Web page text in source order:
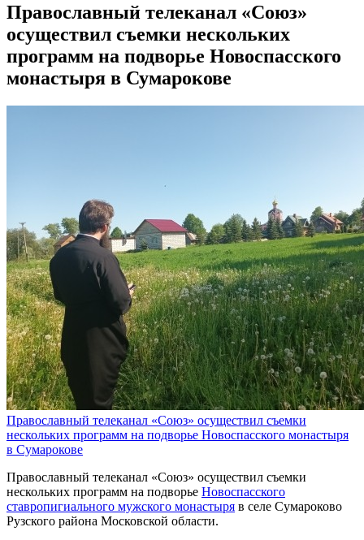
Православный телеканал «Союз»
осуществил съемки нескольких
программ на подворье Новоспасского
монастыря в Сумарокове
Православный телеканал «Союз» осуществил съемки
нескольких программ на подворье Новоспасского монастыря
в Сумарокове
Православный телеканал «Союз» осуществил съемки
нескольких программ на подворье Новоспасского
ставропигиального мужского монастыря в селе Сумароково
Рузского района Московской области.